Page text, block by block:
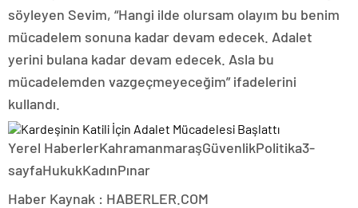
söyleyen Sevim, “Hangi ilde olursam olayım bu benim
mücadelem sonuna kadar devam edecek. Adalet
yerini bulana kadar devam edecek. Asla bu
mücadelemden vazgeçmeyeceğim” ifadelerini
kullandı.
Yerel HaberlerKahramanmaraşGüvenlikPolitika3-
sayfaHukukKadınPınar
Haber Kaynak : HABERLER.COM